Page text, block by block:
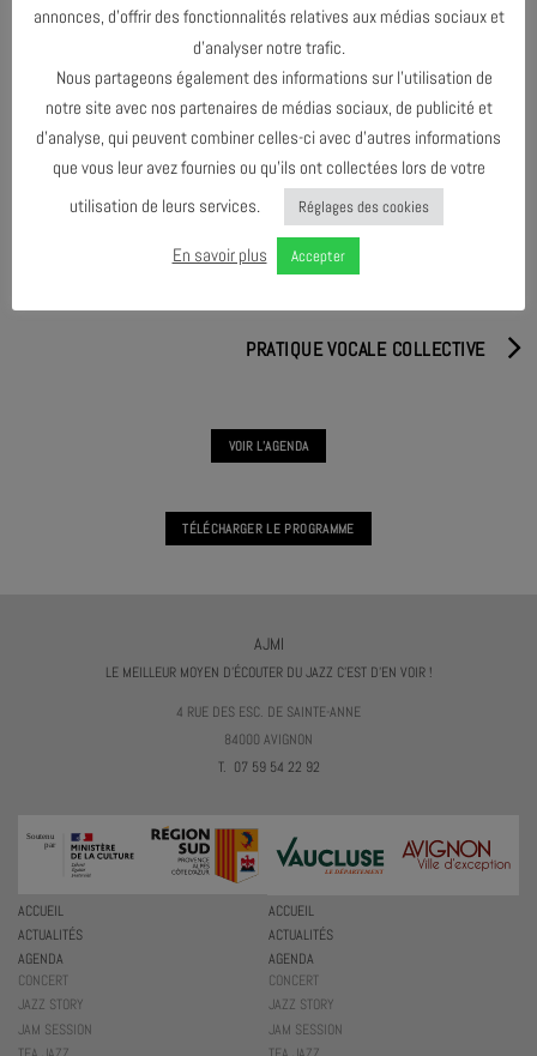
PARTAGER & COMMENTER
PRATIQUE VOCALE COLLECTIVE
VOIR L'AGENDA
TÉLÉCHARGER LE PROGRAMME
AJMI
LE MEILLEUR MOYEN D'ÉCOUTER DU JAZZ C'EST D'EN VOIR !
4 RUE DES ESC. DE SAINTE-ANNE
84000 AVIGNON
T. 07 59 54 22 92
ACCUEIL
ACTUALITÉS
AGENDA
CONCERT
JAZZ STORY
JAM SESSION
ACCUEIL
ACTUALITÉS
AGENDA
CONCERT
JAZZ STORY
JAM SESSION
annonces, d’offrir des fonctionnalités relatives aux médias sociaux et
d’analyser notre trafic.
Nous partageons également des informations sur l’utilisation de
notre site avec nos partenaires de médias sociaux, de publicité et
d’analyse, qui peuvent combiner celles-ci avec d’autres informations
que vous leur avez fournies ou qu’ils ont collectées lors de votre
utilisation de leurs services.
Réglages des cookies
En savoir plus Accepter